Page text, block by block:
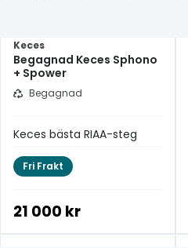
Keces
Begagnad Keces Sphono
+ Spower
Begagnad
Keces bästa RIAA-steg
Fri Frakt
21 000 kr